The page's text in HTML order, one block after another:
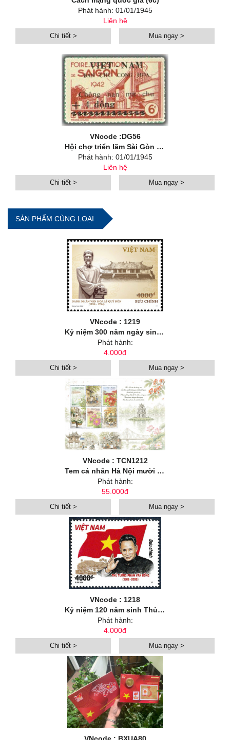
Phát hành: 01/01/1945
Liên hệ
Chi tiết > Mua ngay >
VNcode :DG56
Hội chợ triển lãm Sài Gòn (6c)
Phát hành: 01/01/1945
Liên hệ
Chi tiết > Mua ngay >
SẢN PHẨM CÙNG LOẠI
VNcode : 1219
Kỷ niệm 300 năm ngày sinh danh nhân văn hoá Lê Quý Đôn (1726-2026)
Phát hành:
4.000đ
Chi tiết > Mua ngay >
VNcode : TCN1212
Tem cá nhân Hà Nội mười hai mùa hoa: Hoa mùa hạ
Phát hành:
55.000đ
Chi tiết > Mua ngay >
VNcode : 1218
Kỷ niệm 120 năm sinh Thủ tướng Phạm Văn Đồng (1906-2026)
Phát hành:
4.000đ
Chi tiết > Mua ngay >